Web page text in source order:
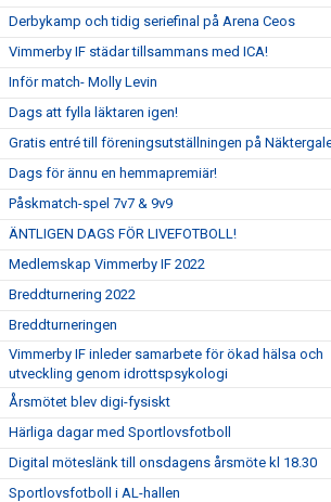
Derbykamp och tidig seriefinal på Arena Ceos
Vimmerby IF städar tillsammans med ICA!
Inför match- Molly Levin
Dags att fylla läktaren igen!
Gratis entré till föreningsutställningen på
Dags för ännu en hemmapremiär!
Påskmatch-spel 7v7 & 9v9
ÄNTLIGEN DAGS FÖR LIVEFOTBOLL!
Medlemskap Vimmerby IF 2022
Breddturnering 2022
Breddturneringen
Vimmerby IF inleder samarbete för ökad hälsa och
utveckling genom idrottspsykologi
Årsmötet blev digi-fysiskt
Härliga dagar med Sportlovsfotboll
Digital möteslänk till onsdagens årsmöte kl 18.30
Sportlovsfotboll i AL-hallen